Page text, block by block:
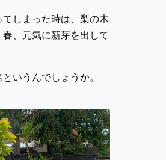
しまった時は、梨の木
、元気に新芽を出して
いうんでしょうか。